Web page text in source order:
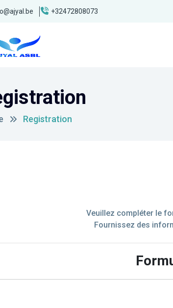
+32472808073
Registration
Veuillez compléter le
Fournissez des